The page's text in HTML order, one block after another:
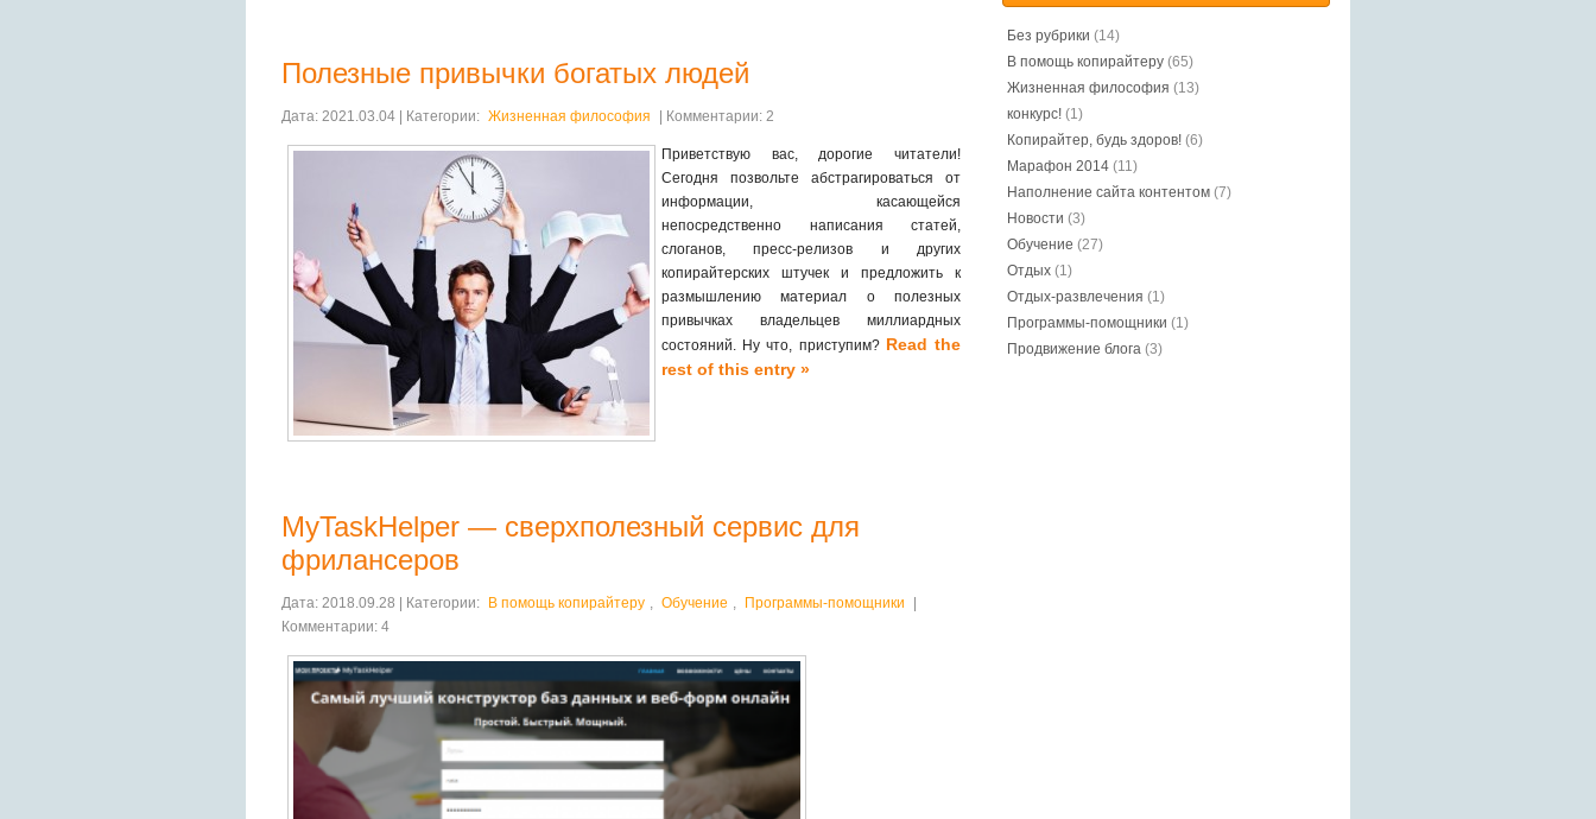
Полезные привычки богатых людей
Дата: 2021.03.04 | Категории: Жизненная философия | Комментарии: 2
Приветствую вас, дорогие читатели!
Сегодня позвольте абстрагироваться от
информации, касающейся
непосредственно написания статей,
слоганов, пресс-релизов и других
копирайтерских штучек и предложить к
размышлению материал о полезных
привычках владельцев миллиардных
состояний. Ну что, приступим? Read the
rest of this entry »
MyTaskHelper — сверхполезный сервис для
фрилансеров
Дата: 2018.09.28 | Категории: В помощь копирайтеру , Обучение , Программы-помощники
Комментарии: 4
Без рубрики (14)
В помощь копирайтеру (65)
Жизненная философия (13)
конкурс! (1)
Копирайтер, будь здоров! (6)
Марафон 2014 (11)
Наполнение сайта контентом (7)
Новости (3)
Обучение (27)
Отдых (1)
Отдых-развлечения (1)
Программы-помощники (1)
Продвижение блога (3)